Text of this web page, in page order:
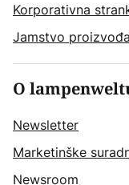
Korporativna
Jamstvo
O
Newsletter
Marketinške
Newsroom